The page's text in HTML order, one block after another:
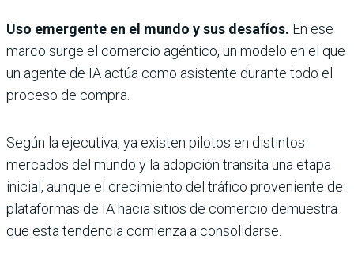
Uso emergente en el mundo y sus desafíos. En ese
marco surge el comercio agéntico, un modelo en el que
un agente de IA actúa como asistente durante todo el
proceso de compra.
Según la ejecutiva, ya existen pilotos en distintos
mercados del mundo y la adopción transita una etapa
inicial, aunque el crecimiento del tráfico proveniente de
plataformas de IA hacia sitios de comercio demuestra
que esta tendencia comienza a consolidarse.